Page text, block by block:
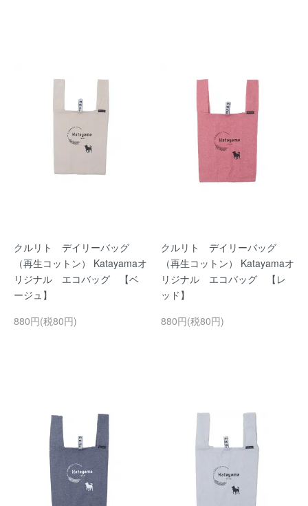
クルリト デイリーバッグ
（再生コットン） Katayamaオ
リジナル エコバッグ 【ベ
ージュ】
880円(税80円)
クルリト デイリーバッグ
（再生コットン） Katayamaオ
リジナル エコバッグ 【レ
ッド】
880円(税80円)